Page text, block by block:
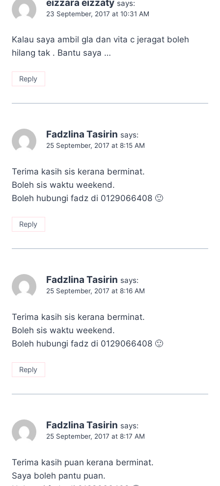
eizzara eizzaty says:
23 September, 2017 at 10:31 AM
Kalau saya ambil gla dan vita c jeragat boleh
hilang tak . Bantu saya …
Reply
Fadzlina Tasirin says:
25 September, 2017 at 8:15 AM
Terima kasih sis kerana berminat.
Boleh sis waktu weekend.
Boleh hubungi fadz di 0129066408 🙂
Reply
Fadzlina Tasirin says:
25 September, 2017 at 8:16 AM
Terima kasih sis kerana berminat.
Boleh sis waktu weekend.
Boleh hubungi fadz di 0129066408 🙂
Reply
Fadzlina Tasirin says:
25 September, 2017 at 8:17 AM
Terima kasih puan kerana berminat.
Saya boleh pantu puan.